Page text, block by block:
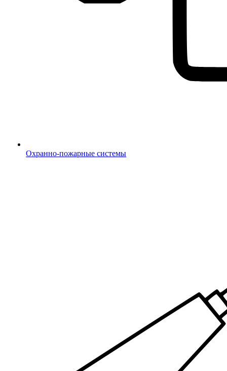
Охранно-пожарные системы